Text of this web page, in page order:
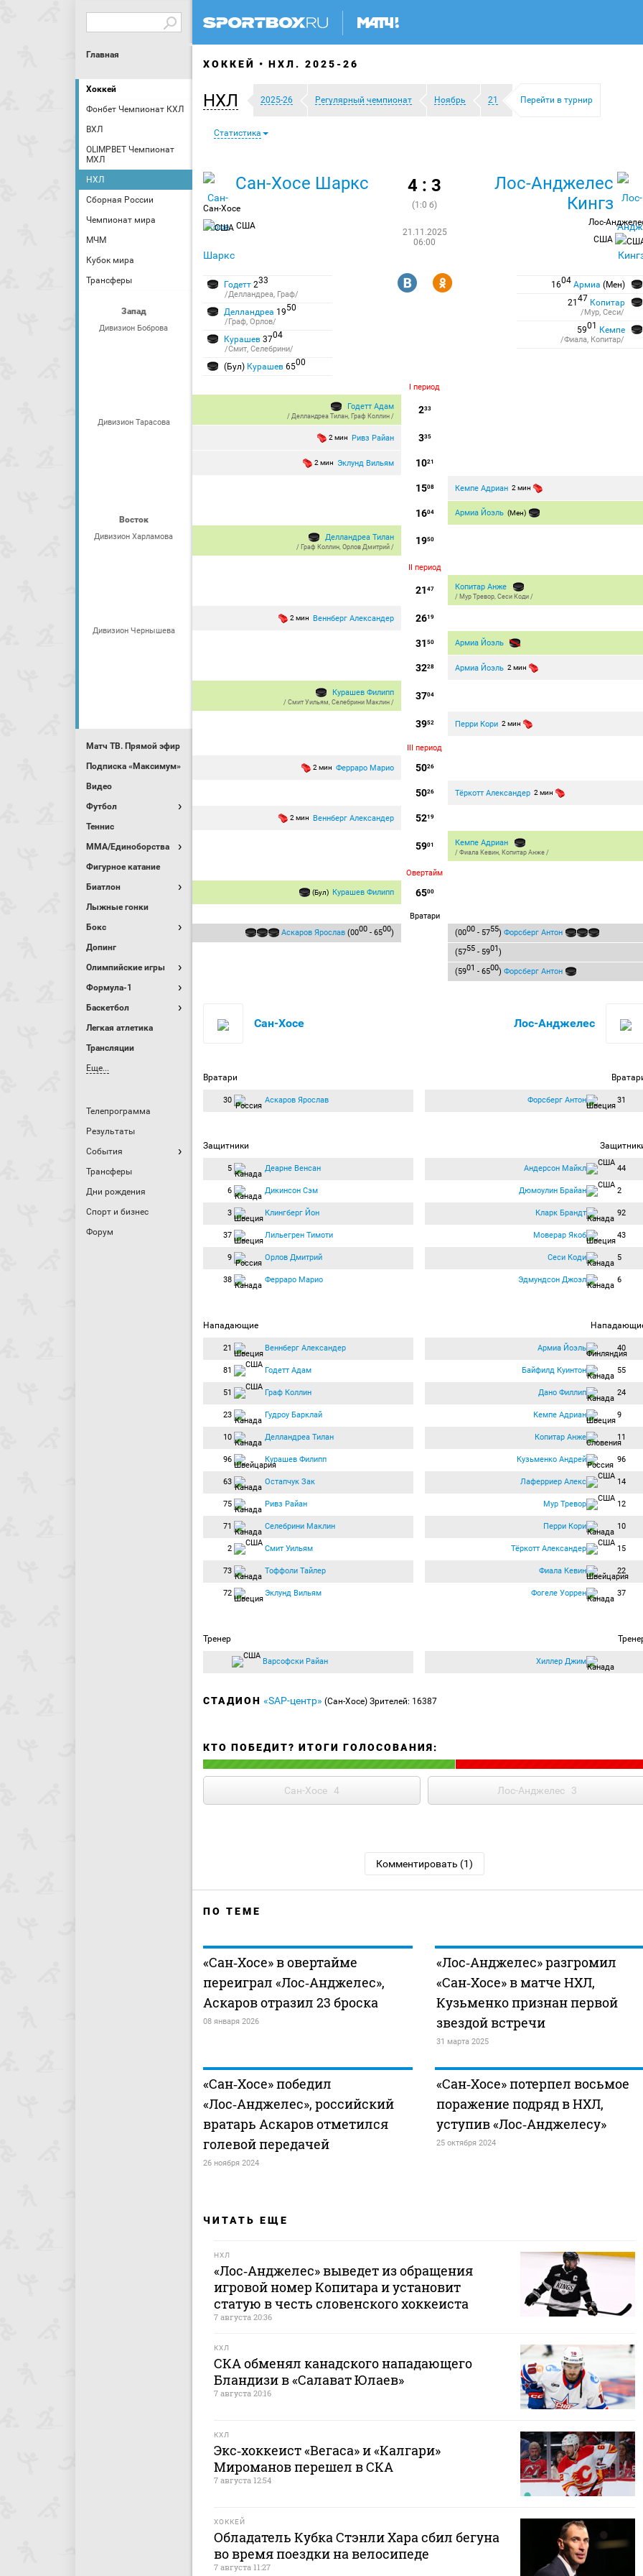
Главная
Хоккей
Фонбет Чемпионат КХЛ
ВХЛ
OLIMPBET Чемпионат
МХЛ
НХЛ
Сборная России
Чемпионат мира
МЧМ
Кубок мира
Трансферы
Запад
Дивизион Боброва
Дивизион Тарасова
Восток
Дивизион Харламова
Дивизион Чернышева
Матч ТВ. Прямой эфир
Подписка «Максимум»
Видео
Футбол
Теннис
MMA/Единоборства
Фигурное катание
Биатлон
Лыжные гонки
Бокс
Допинг
Олимпийские игры
Формула-1
Баскетбол
Легкая атлетика
Трансляции
Еще...
Телепрограмма
Результаты
События
Трансферы
Дни рождения
Спорт и бизнес
Форум
ХОККЕЙ НХЛ. 2025-26
НХЛ 2025-26 Регулярный чемпионат Ноябрь 21 Перейти в турнир
Статистика
Сан-Хосе Шаркс
Сан-Хосе
США
4 : 3
(1:0 б)
21.11.2025
06:00
Лос-Анджелес
Кингз
Лос-
США
Годетт 233
/Делландреа, Граф/
Делландреа 1950
/Граф, Орлов/
Курашев 3704
/Смит, Селебрини/
(Бул) Курашев 6500
R Y 1604 Армиа (Мен)
2147 Копитар
/Мур, Сеси/
5901 Кемпе
/Фиала, Копитар/
I период
233
Годетт Адам
/Делландреа Тилан, Граф Коллин /
335
2 мин Ривз Райан
1021
2 мин Эклунд Вильям
1508 Кемпе Адриан 2 мин
1604 Армиа Йоэль (Мен)
1950
Делландреа Тилан
/ Граф Коллин,Орлов Дмитрий /
II период
21 47 Копитар Анже
/ Мур Тревор,Сеси Коди /
2619
2 мин Веннберг Александер
31 50 Армиа Йоэль
3228 Армиа Йоэль 2 мин
3704
Курашев Филипп
/Смит Уильям,Селебрини Маклин /
3952 Перри Кори 2 мин
III период
5026
2 мин Ферраро Марио
5026 Тёркотт Александер 2 мин
5219
2 мин Веннберг Александер
5901 Кемпе Адриан
/Фиала Кевин, Копитар Анже /
Овертайм
6500
(Бул) Курашев Филипп
Вратари
Аскаров Ярослав (0000 - 6500) (0000 - 5755)Форсберг Антон
(5755 - 5901)
(5901 - 6500)Форсберг Антон
Сан-Хосе
Вратари
30 Аскаров Ярослав
Защитники
5 Деарне Венсан
6 Дикинсон Сэм
3 Клингберг Йон
37 Лильегрен Тимоти
9 Орлов Дмитрий
38 Ферраро Марио
Нападающие
21 Веннберг Александер
81 Годетт Адам
51 Граф Коллин
23 Гудроу Барклай
10 Делландреа Тилан
96 Курашев Филипп
63 Остапчук Зак
75 Ривз Райан
71 Селебрини Маклин
2 Смит Уильям
73 Тоффоли Тайлер
72 Эклунд Вильям
Тренер
Варсофски Райан
Лос-Анджелес
Форсберг Антон 31
Андерсон Майкл 44
Дюмоулин Брайан 2
Кларк Брандт 92
Моверар Якоб 43
Сеси Коди 5
Эдмундсон Джоэл 6
Армиа Йоэль 40
Байфилд Куинтон 55
Дано Филлип 24
Кемпе Адриан 9
Копитар Анже 11
Кузьменко Андрей 96
Лаферриер Алекс 14
Мур Тревор 12
Перри Кори 10
Тёркотт Александер 15
Фиала Кевин 22
Фогеле Уоррен 37
Хиллер Джим
СТАДИОН «SAP-центр» (Сан-Хосе) Зрителей: 16387
КТО ПОБЕДИТ? ИТОГИ ГОЛОСОВАНИЯ:
Сан-Хосе 4 Лос-Анджелес 3
Комментировать (1)
ПО ТЕМЕ
«Сан‑Хосе» в овертайме
переиграл «Лос‑Анджелес»,
Аскаров отразил 23 броска
08 января 2026
«Лос‑Анджелес» разгромил
«Сан‑Хосе» в матче НХЛ,
Кузьменко признан первой
звездой встречи
31 марта 2025
«Сан‑Хосе» победил
«Лос‑Анджелес», российский
вратарь Аскаров отметился
голевой передачей
26 ноября 2024
«Сан‑Хосе» потерпел восьмое
поражение подряд в НХЛ,
уступив «Лос‑Анджелесу»
25 октября 2024
ЧИТАТЬ ЕЩЕ
НХЛ
«Лос‑Анджелес» выведет из обращения
игровой номер Копитара и установит
статую в честь словенского хоккеиста
7 августа 20:36
КХЛ
СКА обменял канадского нападающего
Бландизи в «Салават Юлаев»
7 августа 20:16
КХЛ
Экс‑хоккеист «Вегаса» и «Калгари»
Мироманов перешел в СКА
7 августа 12:54
ХОККЕЙ
Обладатель Кубка Стэнли Хара сбил бегуна
во время поездки на велосипеде
7 августа 11:27